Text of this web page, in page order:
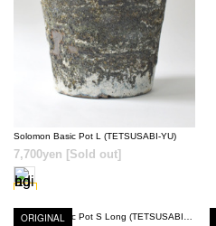
SOLD OUT
Solomon Basic Pot L (TETSUSABI-YU)
7,700yen [Sold out]
ORIGINAL Solomon Basic Pot S Long (TETSUSABI-YU)